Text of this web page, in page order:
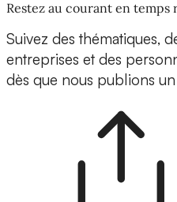
Restez au courant en temps
Suivez des thématiques,
entreprises et des
dès que nous publions